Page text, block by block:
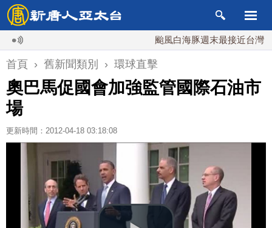
颱風白海豚週末最接近台灣 最快
首頁 › 舊新聞類別 › 環球直擊
奧巴馬促國會加強監管國際石油市
場
更新時間：2012-04-18 03:18:08